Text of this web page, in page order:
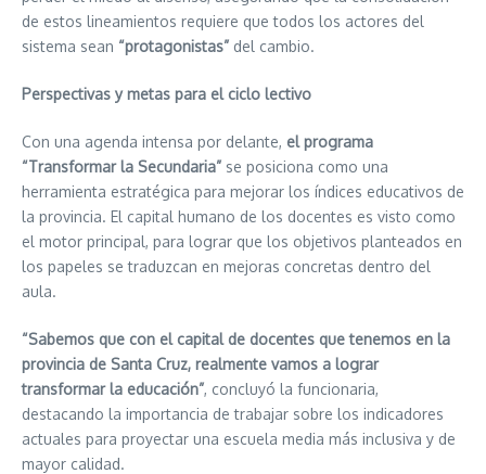
de estos lineamientos requiere que todos los actores del
sistema sean “protagonistas” del cambio.
Perspectivas y metas para el ciclo lectivo
Con una agenda intensa por delante, el programa
“Transformar la Secundaria” se posiciona como una
herramienta estratégica para mejorar los índices educativos de
la provincia. El capital humano de los docentes es visto como
el motor principal, para lograr que los objetivos planteados en
los papeles se traduzcan en mejoras concretas dentro del
aula.
“Sabemos que con el capital de docentes que tenemos en la
provincia de Santa Cruz, realmente vamos a lograr
transformar la educación”, concluyó la funcionaria,
destacando la importancia de trabajar sobre los indicadores
actuales para proyectar una escuela media más inclusiva y de
mayor calidad.